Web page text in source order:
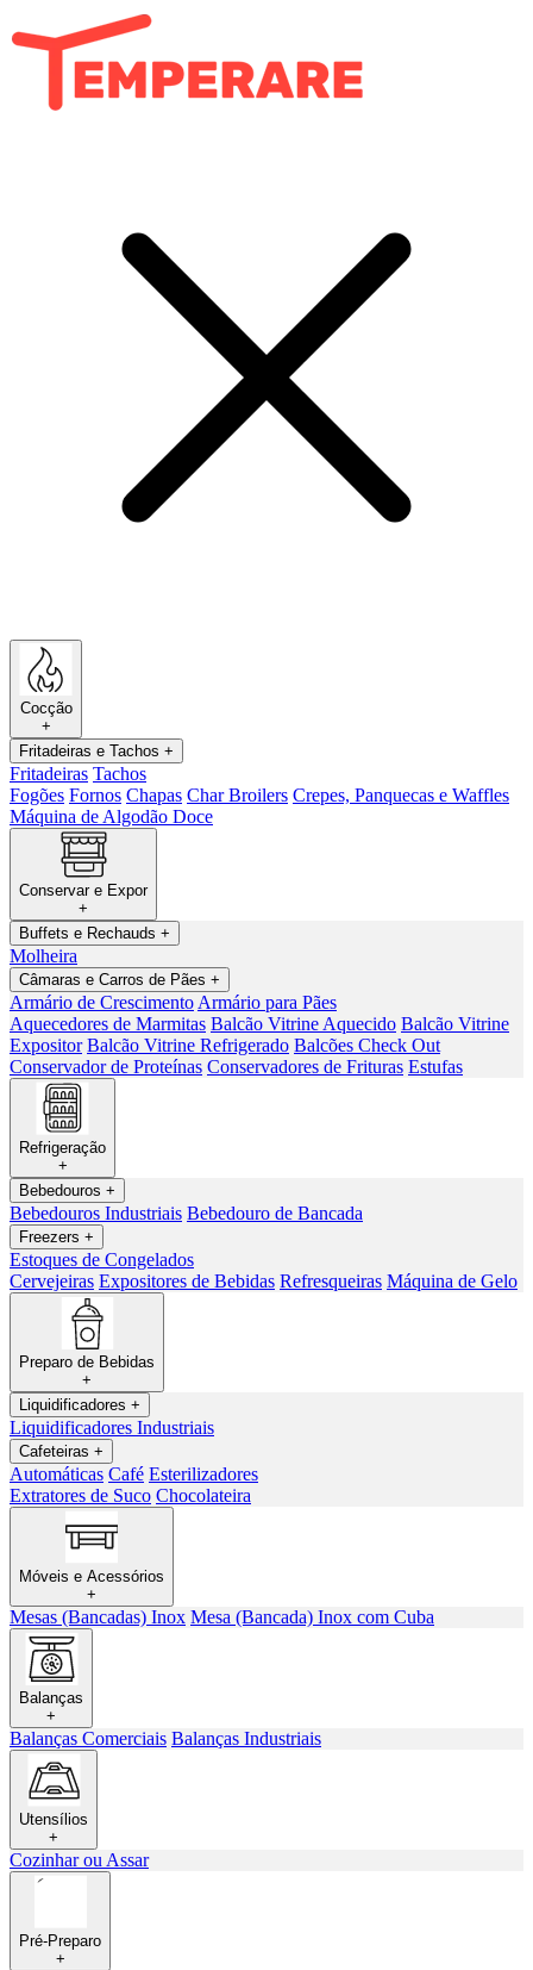
Cocção
+
Fritadeiras e Tachos +
Fritadeiras Tachos
Fogões Fornos Chapas Char Broilers Crepes, Panquecas e Waffles
Máquina de Algodão Doce
Conservar e Expor
+
Buffets e Rechauds +
Molheira
Câmaras e Carros de Pães +
Armário de Crescimento Armário para Pães
Aquecedores de Marmitas Balcão Vitrine Aquecido Balcão Vitrine
Expositor Balcão Vitrine Refrigerado Balcões Check Out
Conservador de Proteínas Conservadores de Frituras Estufas
Refrigeração
+
Bebedouros +
Bebedouros Industriais Bebedouro de Bancada
Freezers +
Estoques de Congelados
Cervejeiras Expositores de Bebidas Refresqueiras Máquina de Gelo
Preparo de Bebidas
+
Liquidificadores +
Liquidificadores Industriais
Cafeteiras +
Automáticas Café Esterilizadores
Extratores de Suco Chocolateira
Móveis e Acessórios
+
Mesas (Bancadas) Inox Mesa (Bancada) Inox com Cuba
Balanças
+
Balanças Comerciais Balanças Industriais
Utensílios
+
Cozinhar ou Assar
Pré-Preparo
+